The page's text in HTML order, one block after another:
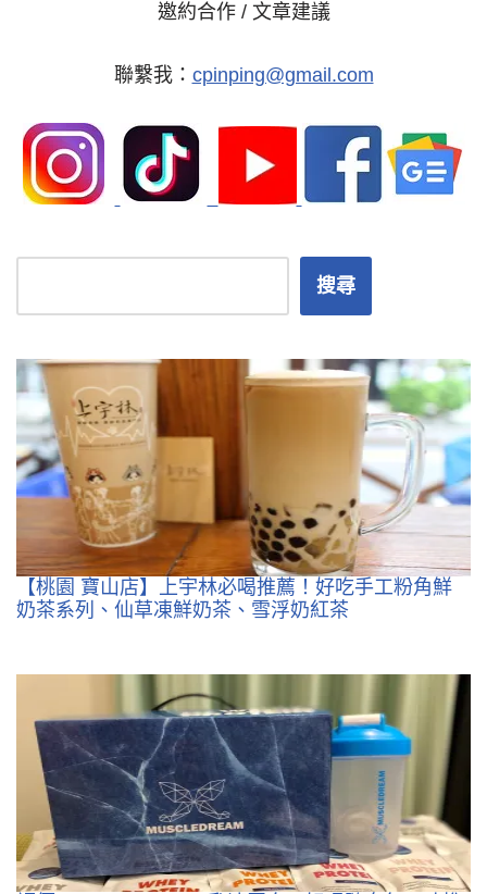
邀約合作 / 文章建議
聯繫我： cpinping@gmail.com
搜尋
【桃園 寶山店】上宇林必喝推薦！好吃手工粉角鮮
奶茶系列、仙草凍鮮奶茶、雪浮奶紅茶